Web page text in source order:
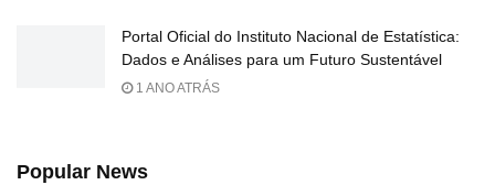
Portal Oficial do Instituto Nacional de Estatística:
Dados e Análises para um Futuro Sustentável
1 ANO ATRÁS
Popular News